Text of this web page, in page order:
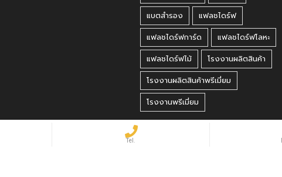
แบตสำรอง
แฟลชไดร์ฟ
แฟลชไดร์ฟการ์ด
แฟลชไดร์ฟโลหะ
แฟลชไดร์ฟไม้
โรงงานผลิตสินค้า
โรงงานผลิตสินค้าพรีเมี่ยม
โรงงานพรีเมี่ยม